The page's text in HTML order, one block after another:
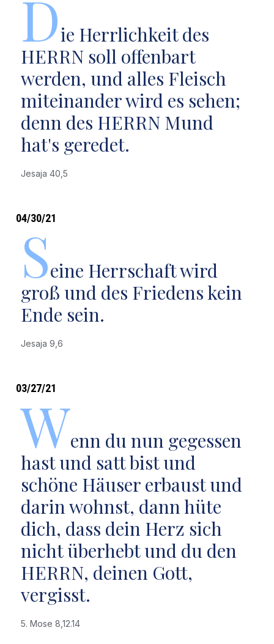
Die Herrlichkeit des
HERRN soll offenbart
werden, und alles Fleisch
miteinander wird es sehen;
denn des HERRN Mund
hat's geredet.
Jesaja 40,5
04/30/21
Seine Herrschaft wird
groß und des Friedens kein
Ende sein.
Jesaja 9,6
03/27/21
Wenn du nun gegessen
hast und satt bist und
schöne Häuser erbaust und
darin wohnst, dann hüte
dich, dass dein Herz sich
nicht überhebt und du den
HERRN, deinen Gott,
vergisst.
5. Mose 8,12.14